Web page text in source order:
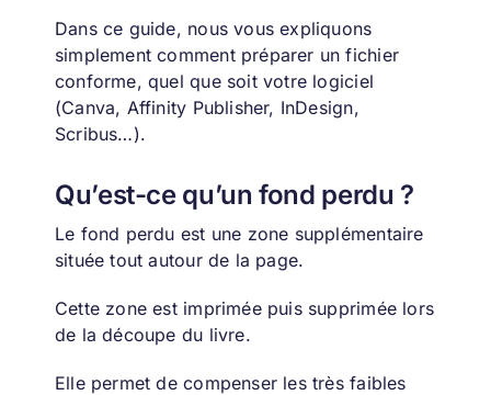
Dans ce guide, nous vous expliquons
simplement comment préparer un fichier
conforme, quel que soit votre logiciel
(Canva, Affinity Publisher, InDesign,
Scribus…).
Qu’est-ce qu’un fond perdu ?
Le fond perdu est une zone supplémentaire
située tout autour de la page.
Cette zone est imprimée puis supprimée lors
de la découpe du livre.
Elle permet de compenser les très faibles